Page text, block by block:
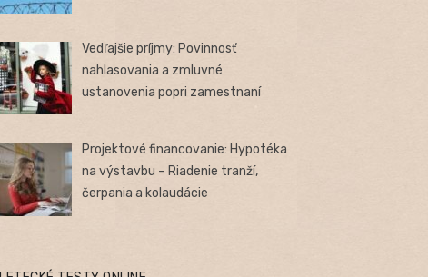
Vedľajšie príjmy: Povinnosť
nahlasovania a zmluvné
ustanovenia popri zamestnaní
Projektové financovanie: Hypotéka
na výstavbu – Riadenie tranží,
čerpania a kolaudácie